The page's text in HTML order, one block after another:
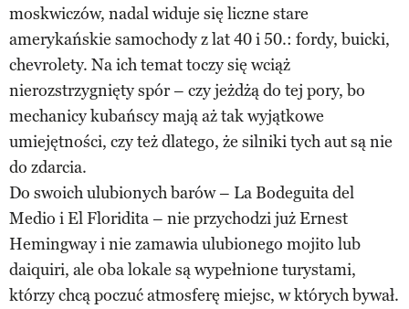
moskwiczów, nadal widuje się liczne stare
amerykańskie samochody z lat 40 i 50.: fordy, buicki,
chevrolety. Na ich temat toczy się wciąż
nierozstrzygnięty spór – czy jeżdżą do tej pory, bo
mechanicy kubańscy mają aż tak wyjątkowe
umiejętności, czy też dlatego, że silniki tych aut są nie
do zdarcia.
Do swoich ulubionych barów – La Bodeguita del
Medio i El Floridita – nie przychodzi już Ernest
Hemingway i nie zamawia ulubionego mojito lub
daiquiri, ale oba lokale są wypełnione turystami,
którzy chcą poczuć atmosferę miejsc, w których bywał.